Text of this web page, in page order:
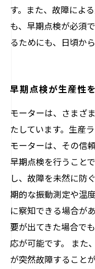
す。また、故障によ
も、早期点検が必須
るためにも、日頃か
早期点検が生産性
モーターは、さまざ
たしています。生産
モーターは、その信
早期点検を行うこと
し、故障を未然に防
期的な振動測定や温
に察知できる場合が
要が出てきた場合で
応が可能です。 また
が突然故障すること